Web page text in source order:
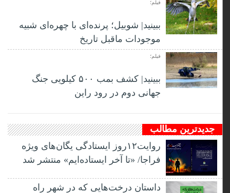
فیلم؛
ببینید| شوبیل؛ پرنده‌ای با چهره‌ای شبیه
موجودات ماقبل تاریخ
فیلم؛
ببینید| کشف بمب ۵۰۰ کیلویی جنگ
جهانی دوم در رود راین
جدیدترین مطالب
روایت۱۲روز ایستادگی یگان‌های ویژه
فراجا/ «تا آخر ایستاده‌ایم» منتشر شد
داستان درخت‌هایی که در شهر راه